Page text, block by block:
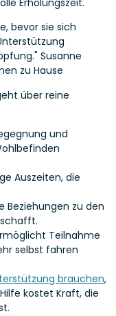
bevor sie sich
Susanne
zu Hause
über reine
und
Auszeiten, die
Beziehungen zu den
Teilnahme
selbst fahren
brauchen,
kostet Kraft, die